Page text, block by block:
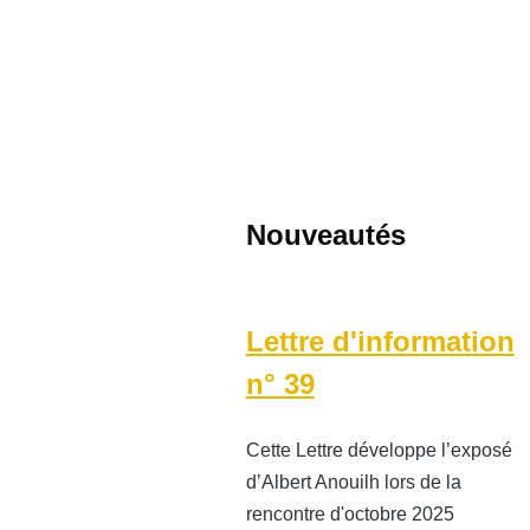
Nouveautés
Lettre d'information
n° 39
Cette Lettre développe l’exposé
d’Albert Anouilh lors de la
rencontre d'octobre 2025